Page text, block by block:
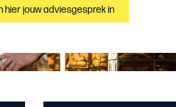
hier jouw adviesgesprek in